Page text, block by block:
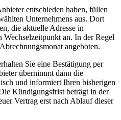
entschieden haben, füllen
Unternehmens aus. Dort
die aktuelle Adresse in
Wechselzeitpunkt an. In der Regel
angeboten.
Sie eine Bestätigung per
übernimmt dann die
und informiert Ihren bisherigen
Kündigungsfrist beträgt in der
Vertrag erst nach Ablauf dieser